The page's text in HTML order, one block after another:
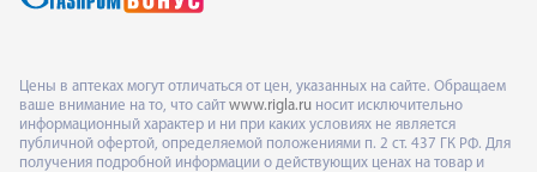
Цены в аптеках могут отличаться от цен, указанных на сайте. Обращаем
ваше внимание на то, что сайт www.rigla.ru носит исключительно
информационный характер и ни при каких условиях не является
публичной офертой, определяемой положениями п. 2 ст. 437 ГК РФ. Для
получения подробной информации о действующих ценах на товар и